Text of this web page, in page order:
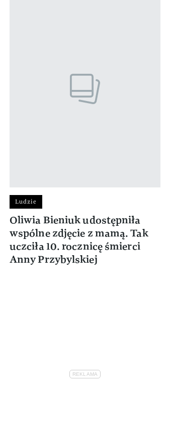
Ludzie
Oliwia Bieniuk udostępniła
wspólne zdjęcie z mamą. Tak
uczciła 10. rocznicę śmierci
Anny Przybylskiej